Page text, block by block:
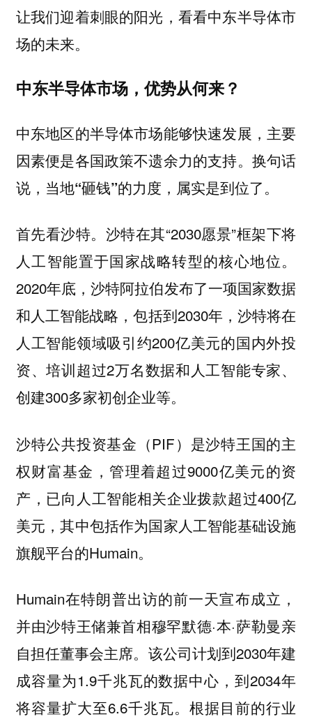
让我们迎着刺眼的阳光，看看中东半导体市
场的未来。
中东半导体市场，优势从何来？
中东地区的半导体市场能够快速发展，主要
因素便是各国政策不遗余力的支持。换句话
说， 当地“砸钱”的力度，属实是到位了。
首先看沙特。 沙特在其“2030愿景”框架下将
人工智能置于国家战略转型的核心地位。
2020年底，沙特阿拉伯发布了一项国家数据
和人工智能战略，包括到2030年，沙特将在
人工智能领域吸引约200亿美元的国内外投
资、培训超过2万名数据和人工智能专家、
创建300多家初创企业等。
沙特公共投资基金（PIF）是沙特王国的主
权财富基金，管理着超过9000亿美元的资
产，已向人工智能相关企业拨款超过400亿
美元，其中包括作为国家人工智能基础设施
旗舰平台的Humain。
Humain在特朗普出访的前一天宣布成立，
并由沙特王储兼首相穆罕默德·本·萨勒曼亲
自担任董事会主席。该公司计划到2030年建
成容量为1.9千兆瓦的数据中心，到2034年
将容量扩大至6.6千兆瓦。根据目前的行业